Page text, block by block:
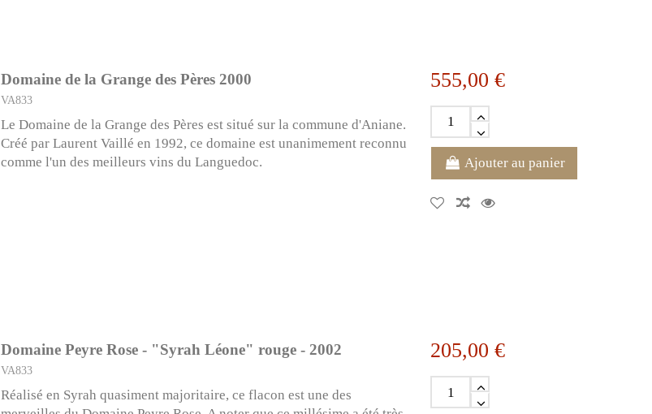
Domaine de la Grange des Pères 2000
VA833
Le Domaine de la Grange des Pères est situé sur la commune d'Aniane.
Créé par Laurent Vaillé en 1992, ce domaine est unanimement reconnu
comme l'un des meilleurs vins du Languedoc.
555,00 €
Ajouter au panier
Domaine Peyre Rose - "Syrah Léone" rouge - 2002
VA833
Réalisé en Syrah quasiment majoritaire, ce flacon est une des
205,00 €